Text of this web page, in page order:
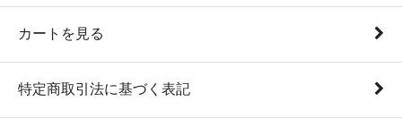
カートを見る
特定商取引法に基づく表記